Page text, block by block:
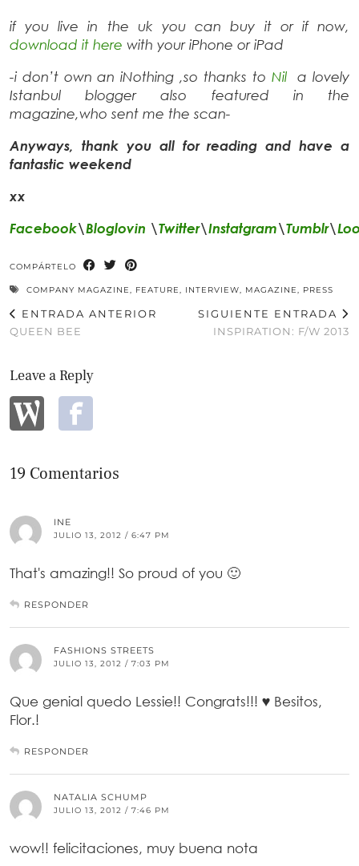
if you live in the uk you can buy it or if now,
download it here with your iPhone or iPad
-i don’t own an iNothing ,so thanks to Nil
a lovely
Istanbul blogger also featured in the
magazine,who sent me the scan-
Anyways, thank you all for reading and have a
fantastic weekend
xx
Facebook\Bloglovin \Twitter\Instatgram\Tumblr\
COMPÁRTELO
COMPANY MAGAZINE, FEATURE, INTERVIEW, MAGAZINE, PRESS
ENTRADA ANTERIOR
QUEEN BEE
SIGUIENTE ENTRADA
INSPIRATION: F/W 2013
Leave a Reply
19 Comentarios
INE
JULIO 13, 2012 / 6:47 PM
That's amazing!! So proud of you 🙂
RESPONDER
FASHIONS STREETS
JULIO 13, 2012 / 7:03 PM
Que genial quedo Lessie!! Congrats!!! ♥ Besitos,
Flor.!
RESPONDER
NATALIA SCHUMP
JULIO 13, 2012 / 7:46 PM
wow!! felicitaciones, muy buena nota